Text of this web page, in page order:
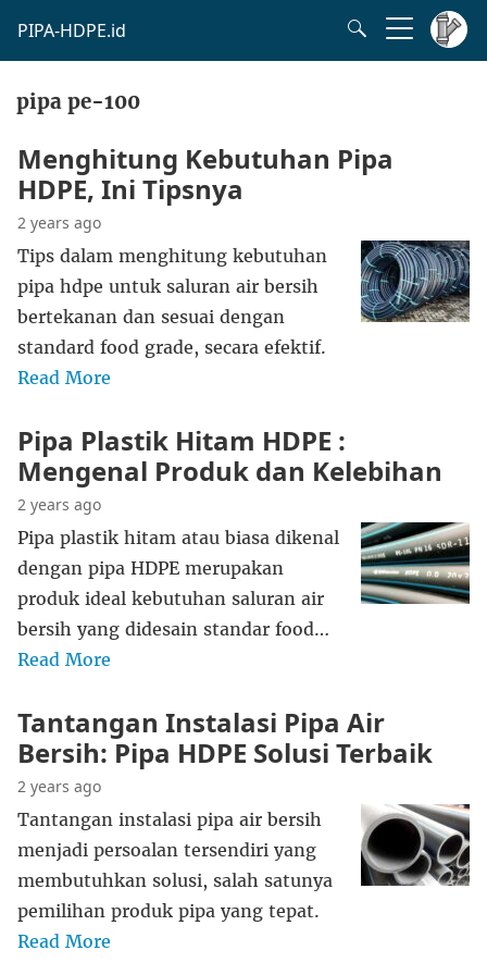
PIPA-HDPE.id
pipa pe-100
Menghitung Kebutuhan Pipa
HDPE, Ini Tipsnya
2 years ago
Tips dalam menghitung kebutuhan
pipa hdpe untuk saluran air bersih
bertekanan dan sesuai dengan
standard food grade, secara efektif.
Read More
Pipa Plastik Hitam HDPE :
Mengenal Produk dan Kelebihan
2 years ago
Pipa plastik hitam atau biasa dikenal
dengan pipa HDPE merupakan
produk ideal kebutuhan saluran air
bersih yang didesain standar food…
Read More
Tantangan Instalasi Pipa Air
Bersih: Pipa HDPE Solusi Terbaik
2 years ago
Tantangan instalasi pipa air bersih
menjadi persoalan tersendiri yang
membutuhkan solusi, salah satunya
pemilihan produk pipa yang tepat.
Read More